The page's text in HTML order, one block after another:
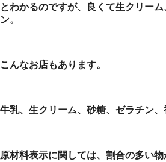
とわかるのですが、良くて生クリー
ン。
こんなお店もあります。
牛乳、生クリーム、砂糖、ゼラチン、
原材料表示に関しては、割合の多い